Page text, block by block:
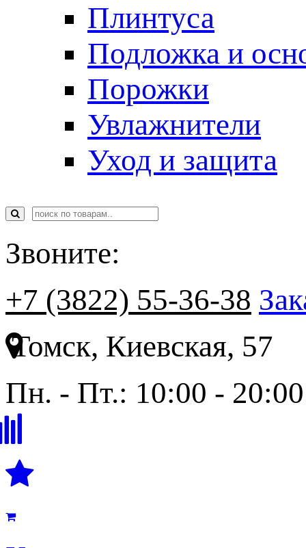
Плинтуса
Подложка и
Порожки
Увлажнители
Уход и защита
Звоните:
+7 (3822) 55-36-38
Томск, Киевская, 57
Пн. - Пт.: 10:00 - 20:00